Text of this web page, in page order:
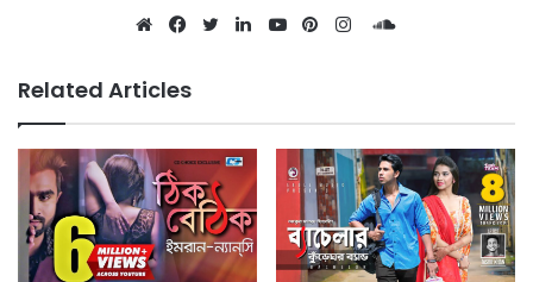
SoundCloud
Related Articles